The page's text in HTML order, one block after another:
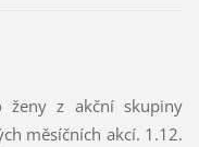
ženy z akční skupiny
měsíčních akcí. 1.12.